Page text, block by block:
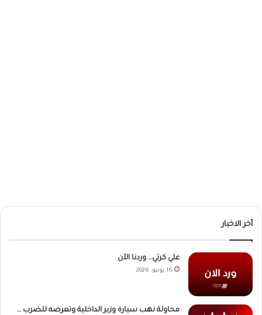
أخر الاخبار
علي كرتي… وردنا الآن
16 يونيو، 2026
محاولة نهب سيارة وزير الداخلية وتعرضه للضرب …